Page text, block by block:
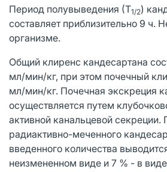
Период полувыведения (Т1/2)
составляет приблизительно 9 ч.
организме.
Общий клиренс кандесартана
мл/мин/кг, при этом почечный
мл/мин/кг. Почечная экскреция
осуществляется путем
активной канальцевой
радиактивно-меченного
введенного количества
неизмененном виде и 7 % - в